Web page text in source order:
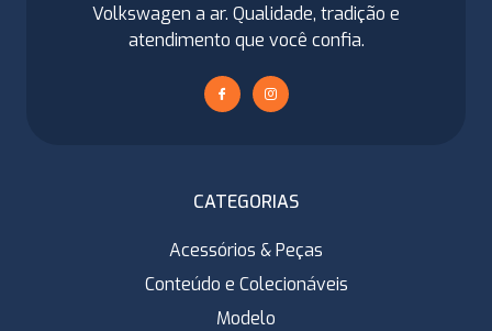
Volkswagen a ar. Qualidade, tradição e
atendimento que você confia.
CATEGORIAS
Acessórios & Peças
Conteúdo e Colecionáveis
Modelo